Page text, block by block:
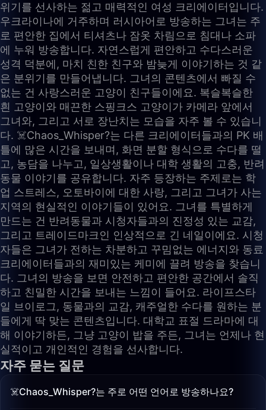
위기를 선사하는 젊고 매력적인 여성 크리에이터입니다.
우크라이나에 거주하며 러시아어로 방송하는 그녀는 주
로 편안한 집에서 티셔츠나 잠옷 차림으로 침대나 소파
에 누워 방송합니다. 자연스럽게 편안하고 수다스러운
성격 덕분에, 마치 친한 친구와 밤늦게 이야기하는 것 같
은 분위기를 만들어냅니다. 그녀의 콘텐츠에서 빠질 수
없는 건 사랑스러운 고양이 친구들이에요. 복슬복슬한
흰 고양이와 매끈한 스핑크스 고양이가 카메라 앞에서
그녀와, 그리고 서로 장난치는 모습을 자주 볼 수 있습니
다. ☠️Chaos_Whisper?는 다른 크리에이터들과의 PK 배
틀에 많은 시간을 보내며, 화면 분할 형식으로 수다를 떨
고, 농담을 나누고, 일상생활이나 대학 생활의 고충, 반려
동물 이야기를 공유합니다. 자주 등장하는 주제로는 학
업 스트레스, 오토바이에 대한 사랑, 그리고 그녀가 사는
지역의 현실적인 이야기들이 있어요. 그녀를 특별하게
만드는 건 반려동물과 시청자들과의 진정성 있는 교감,
그리고 트레이드마크인 인상적으로 긴 네일이에요. 시청
자들은 그녀가 전하는 차분하고 꾸밈없는 에너지와 동료
크리에이터들과의 재미있는 케미에 끌려 방송을 찾습니
다. 그녀의 방송을 보면 안전하고 편안한 공간에서 솔직
하고 친밀한 시간을 보내는 느낌이 들어요. 라이프스타
일 브이로그, 동물과의 교감, 캐주얼한 수다를 원하는 분
들에게 딱 맞는 콘텐츠입니다. 대학교 표절 드라마에 대
해 이야기하든, 그냥 고양이 밥을 주든, 그녀는 언제나 현
실적이고 개인적인 경험을 선사합니다.
자주 묻는 질문
☠️Chaos_Whisper?는 주로 어떤 언어로 방송하나요?